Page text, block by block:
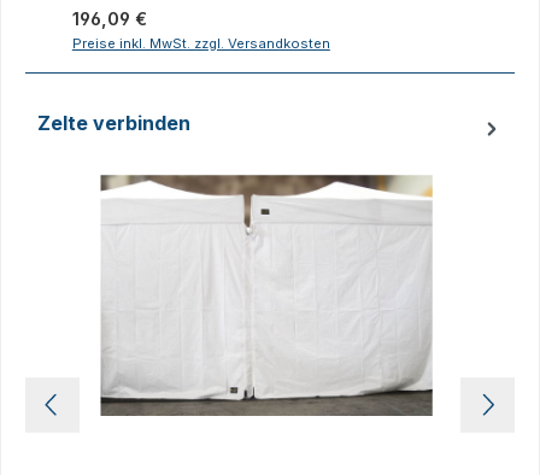
Regulärer Preis:
196,09 €
Preise inkl. MwSt. zzgl. Versandkosten
Zelte verbinden